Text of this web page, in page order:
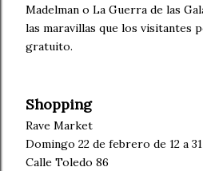
Madelman o La Guerra de las
las maravillas que los visitantes
gratuito.
Shopping
Rave Market
Domingo 22 de febrero de 12 a
Calle Toledo 86